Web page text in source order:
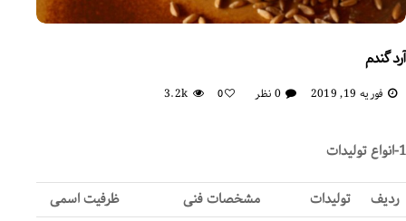
آرد گندم
فوریه 19, 2019 0 نظر 0
3.2k
1-انواع تولیدات
ردیف تولیدات مشخصات فنی
ظرفیت اسمی